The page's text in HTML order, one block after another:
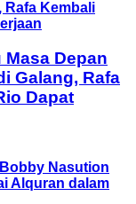
Depan
Galang, Rafa
Dapat